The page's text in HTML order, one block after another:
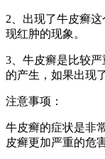
2、出现了牛皮癣
现红肿的现象。
3、牛皮癣是比较
的产生，如果出现
注意事项：
牛皮癣的症状是非
皮癣更加严重的危害